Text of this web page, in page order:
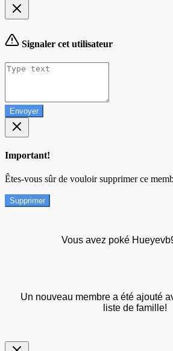
Signaler cet utilisateur
Envoyer
Important!
Êtes-vous sûr de vouloir supprimer ce
Supprimer
Vous avez poké
Un nouveau membre a été ajouté
liste de famille!